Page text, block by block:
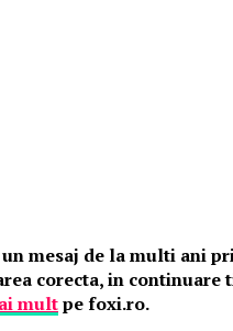
mesaj de la multi ani
corecta, in
multpe foxi.ro.